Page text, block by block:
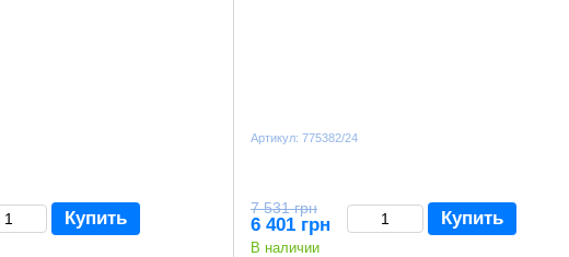
Купить
Артикул: 775382/24
7 531 грн
6 401 грн Купить
В наличии